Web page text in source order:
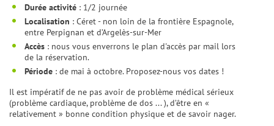
Durée activité : 1/2 journée
Localisation : Céret - non loin de la frontière Espagnole,
entre Perpignan et d’Argelès-sur-Mer
Accès : nous vous enverrons le plan d'accès par mail lors
de la réservation.
Période : de mai à octobre. Proposez-nous vos dates !
Il est impératif de ne pas avoir de problème médical sérieux
(problème cardiaque, problème de dos ... ), d’être en «
relativement » bonne condition physique et de savoir nager.